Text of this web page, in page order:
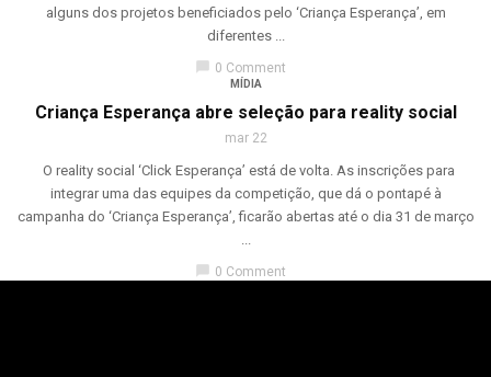
alguns dos projetos beneficiados pelo ‘Criança Esperança’, em
diferentes ...
chat_bubble 0 Comment
MÍDIA
Criança Esperança abre seleção para reality social
mar 22
O reality social ‘Click Esperança’ está de volta. As inscrições para
integrar uma das equipes da competição, que dá o pontapé à
campanha do ‘Criança Esperança’, ficarão abertas até o dia 31 de março
...
chat_bubble 0 Comment